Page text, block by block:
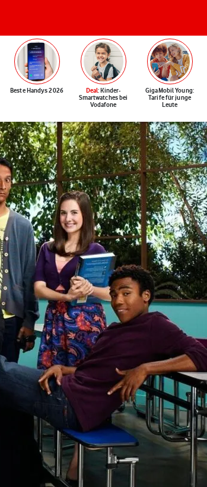
Beste Handys 2026 Deal: Kinder-
Smartwatches bei
Vodafone
GigaMobil Young:
Tarife für junge
Leute